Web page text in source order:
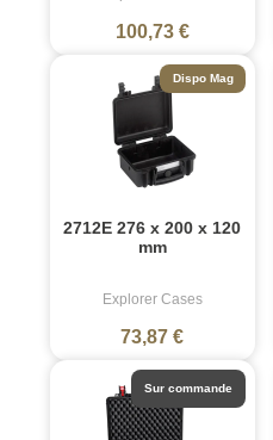
100,73 €
2712E 276 x 200 x 120
mm
Explorer Cases
73,87 €
Dispo Mag
Sur commande